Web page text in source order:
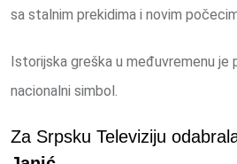
sa stalnim prekidima i novim
Istorijska greška u međuvremenu je
nacionalni simbol.
Za Srpsku Televiziju